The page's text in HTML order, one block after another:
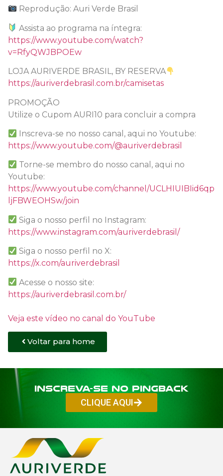
Reprodução: Auri Verde Brasil
Assista ao programa na íntegra:
https://www.youtube.com/watch?
v=RfyQWJBPOEw
LOJA AURIVERDE BRASIL, BY RESERVA
https://auriverdebrasil.com.br/camisetas
PROMOÇÃO
Utilize o Cupom AURI10 para concluir a compra
Inscreva-se no nosso canal, aqui no Youtube:
https://www.youtube.com/@auriverdebrasil
Torne-se membro do nosso canal, aqui no
Youtube:
https://www.youtube.com/channel/UCLHIUIBIid6qp
ljFBWEOHSw/join
Siga o nosso perfil no Instagram:
https://www.instagram.com/auriverdebrasil/
Siga o nosso perfil no X:
https://x.com/auriverdebrasil
Acesse o nosso site:
https://auriverdebrasil.com.br/
Veja este vídeo no canal do YouTube
Voltar para home
Inscreva-se no PINGBACK
CLIQUE AQUI